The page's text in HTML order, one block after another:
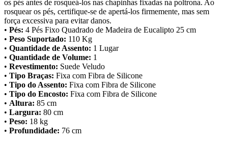
os pés antes de rosqueá-los nas chapinhas fixadas na poltrona. Ao
rosquear os pés, certifique-se de apertá-los firmemente, mas sem
força excessiva para evitar danos.
• Pés: 4 Pés Fixo Quadrado de Madeira de Eucalipto 25 cm
• Peso Suportado: 110 Kg
• Quantidade de Assento: 1 Lugar
• Quantidade de Volume: 1
• Revestimento: Suede Veludo
• Tipo Braças: Fixa com Fibra de Silicone
• Tipo do Assento: Fixa com Fibra de Silicone
• Tipo do Encosto: Fixa com Fibra de Silicone
• Altura: 85 cm
• Largura: 80 cm
• Peso: 18 kg
• Profundidade: 76 cm